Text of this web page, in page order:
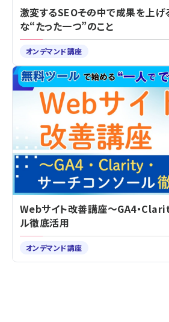
激変するSEO――その中で成果を上
な“たった一つ”のこと
オンデマンド講座
Webサイト改善講座～GA4・
ル徹底活用
オンデマンド講座